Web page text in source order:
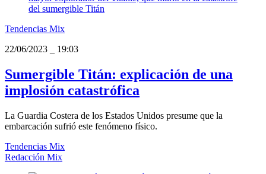
Tendencias Mix
22/06/2023
19:03
Sumergible Titán: explicación de una
implosión catastrófica
La Guardia Costera de los Estados Unidos presume que la
embarcación sufrió este fenómeno físico.
Tendencias Mix
Redacción Mix